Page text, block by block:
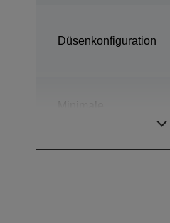
Düsenkonfiguration